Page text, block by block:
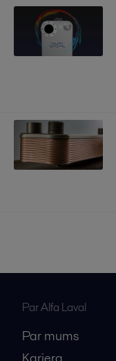
Par Alfa Laval
Par mums